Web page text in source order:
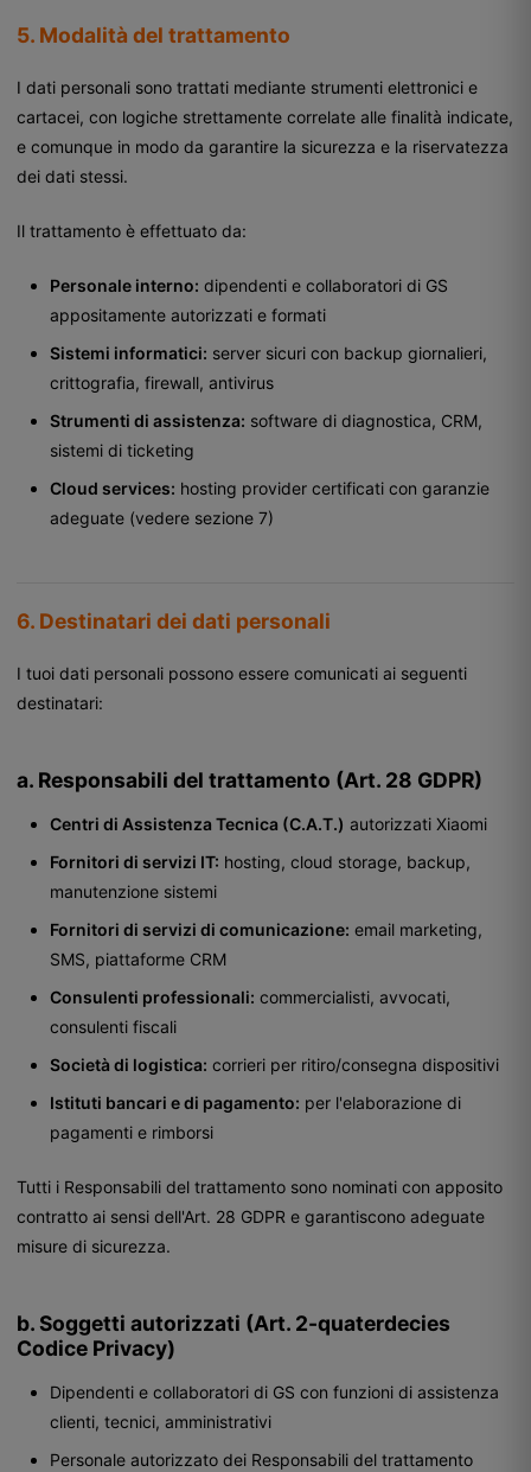
5. Modalità del trattamento
I dati personali sono trattati mediante strumenti elettronici e
cartacei, con logiche strettamente correlate alle finalità indicate,
e comunque in modo da garantire la sicurezza e la riservatezza
dei dati stessi.
Il trattamento è effettuato da:
Personale interno: dipendenti e collaboratori di GS
appositamente autorizzati e formati
Sistemi informatici: server sicuri con backup giornalieri,
crittografia, firewall, antivirus
Strumenti di assistenza: software di diagnostica, CRM,
sistemi di ticketing
Cloud services: hosting provider certificati con garanzie
adeguate (vedere sezione 7)
6. Destinatari dei dati personali
I tuoi dati personali possono essere comunicati ai seguenti
destinatari:
a. Responsabili del trattamento (Art. 28 GDPR)
Centri di Assistenza Tecnica (C.A.T.) autorizzati Xiaomi
Fornitori di servizi IT: hosting, cloud storage, backup,
manutenzione sistemi
Fornitori di servizi di comunicazione: email marketing,
SMS, piattaforme CRM
Consulenti professionali: commercialisti, avvocati,
consulenti fiscali
Società di logistica: corrieri per ritiro/consegna dispositivi
Istituti bancari e di pagamento: per l'elaborazione di
pagamenti e rimborsi
Tutti i Responsabili del trattamento sono nominati con apposito
contratto ai sensi dell'Art. 28 GDPR e garantiscono adeguate
misure di sicurezza.
b. Soggetti autorizzati (Art. 2-quaterdecies
Codice Privacy)
Dipendenti e collaboratori di GS con funzioni di assistenza
clienti, tecnici, amministrativi
Personale autorizzato dei Responsabili del trattamento